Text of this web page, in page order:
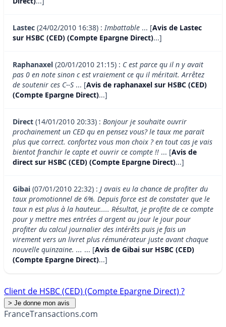
Lastec (24/02/2010 16:38) :Imbattable ... [Avis de Lastec
sur HSBC (CED) (Compte Epargne Direct)...]
Raphanaxel (20/01/2010 21:15) : C est parce qu il n y avait
pas 0 en note sinon c est vraiement ce qu il méritait. Arrêtez
de soutenir ces C--S ... [Avis de raphanaxel sur HSBC (CED)
(Compte Epargne Direct)...]
Direct (14/01/2010 20:33) : Bonjour je souhaite ouvrir
prochainement un CED qu en pensez vous? le taux me parait
plus que correct. confortez vous mon choix ? en tout cas je vais
bientot franchir le capte et ouvrir ce compte !! ... [Avis de
direct sur HSBC (CED) (Compte Epargne Direct)...]
Gibai (07/01/2010 22:32) : J avais eu la chance de profiter du
taux promotionnel de 6%. Depuis force est de constater que le
taux n est plus à la hauteur..... Résultat, je profite de ce compte
pour y mettre mes entrées d argent au jour le jour pour
profiter du calcul journalier des intérêts puis je fais un
virement vers un livret plus rémunérateur juste avant chaque
nouvelle quinzaine. ... ... [Avis de Gibai sur HSBC (CED)
(Compte Epargne Direct)...]
Client de HSBC (CED) (Compte Epargne Direct) ?
FranceTransactions.com